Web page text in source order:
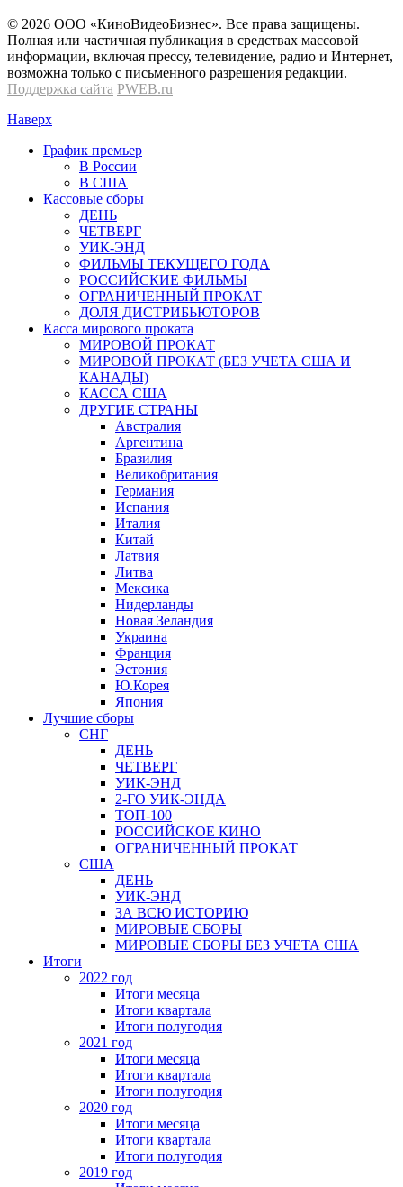
© 2026 OOО «КиноВидеоБизнес». Все права защищены.
Полная или частичная публикация в средствах массовой
информации, включая прессу, телевидение, радио и Интернет,
возможна только с письменного разрешения редакции.
Поддержка сайта PWEB.ru
Наверх
График премьер
В России
В США
Кассовые сборы
ДЕНЬ
ЧЕТВЕРГ
УИК-ЭНД
ФИЛЬМЫ ТЕКУЩЕГО ГОДА
РОССИЙСКИЕ ФИЛЬМЫ
ОГРАНИЧЕННЫЙ ПРОКАТ
ДОЛЯ ДИСТРИБЬЮТОРОВ
Касса мирового проката
МИРОВОЙ ПРОКАТ
МИРОВОЙ ПРОКАТ (БЕЗ УЧЕТА США И
КАНАДЫ)
КАССА США
ДРУГИЕ СТРАНЫ
Австралия
Аргентина
Бразилия
Великобритания
Германия
Испания
Италия
Китай
Латвия
Литва
Мексика
Нидерланды
Новая Зеландия
Украина
Франция
Эстония
Ю.Корея
Япония
Лучшие сборы
СНГ
ДЕНЬ
ЧЕТВЕРГ
УИК-ЭНД
2-ГО УИК-ЭНДА
ТОП-100
РОССИЙСКОЕ КИНО
ОГРАНИЧЕННЫЙ ПРОКАТ
США
ДЕНЬ
УИК-ЭНД
ЗА ВСЮ ИСТОРИЮ
МИРОВЫЕ СБОРЫ
МИРОВЫЕ СБОРЫ БЕЗ УЧЕТА США
Итоги
2022 год
Итоги месяца
Итоги квартала
Итоги полугодия
2021 год
Итоги месяца
Итоги квартала
Итоги полугодия
2020 год
Итоги месяца
Итоги квартала
Итоги полугодия
2019 год